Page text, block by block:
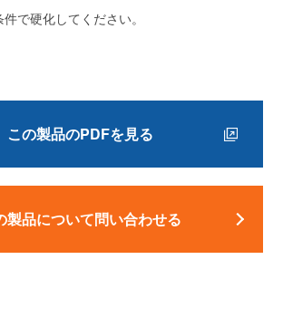
で硬化してください。
この製品のPDFを見る
製品について問い合わせる